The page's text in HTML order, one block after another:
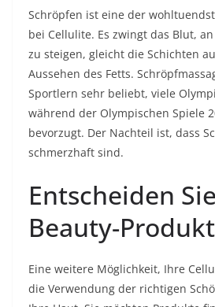
Schröpfen ist eine der
bei Cellulite. Es zwingt das Blut,
zu steigen, gleicht die Schichten
Aussehen des Fetts.
Sportlern sehr beliebt, viele
während der Olympischen Spiele
bevorzugt. Der Nachteil ist, dass
schmerzhaft sind.
Entscheiden
Beauty-
Eine weitere Möglichkeit, Ihre
die Verwendung der richtigen